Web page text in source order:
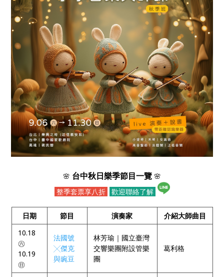
🌸 台中秋日樂季節目一覽 🌸
整季套票享八折
歡迎聯絡了解
日期 節目 演奏家
介紹大師曲目
10.18
㊅
10.19
㊐
法國號
╳傑克
與豌豆
林芳瑜｜國立臺灣
交響樂團附設管樂
團
葛利格